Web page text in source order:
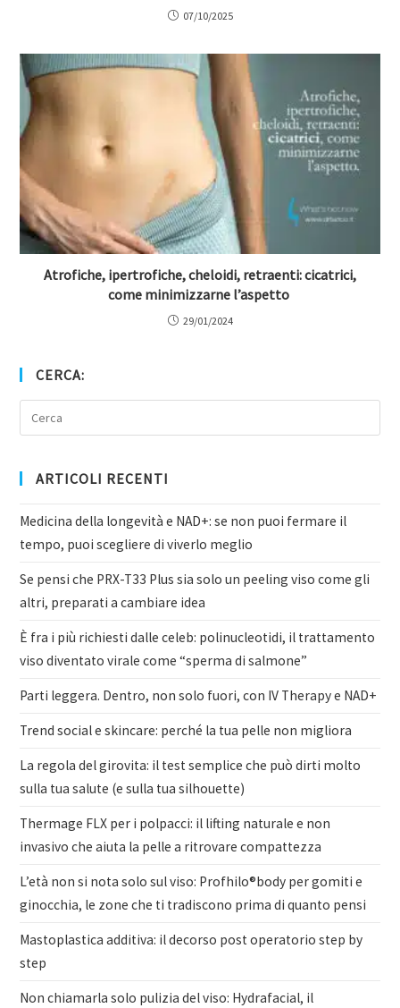
07/10/2025
Atrofiche, ipertrofiche, cheloidi, retraenti: cicatrici,
come minimizzarne l’aspetto
29/01/2024
CERCA:
ARTICOLI RECENTI
Medicina della longevità e NAD+: se non puoi fermare il
tempo, puoi scegliere di viverlo meglio
Se pensi che PRX-T33 Plus sia solo un peeling viso come gli
altri, preparati a cambiare idea
È fra i più richiesti dalle celeb: polinucleotidi, il trattamento
viso diventato virale come “sperma di salmone”
Parti leggera. Dentro, non solo fuori, con IV Therapy e NAD+
Trend social e skincare: perché la tua pelle non migliora
La regola del girovita: il test semplice che può dirti molto
sulla tua salute (e sulla tua silhouette)
Thermage FLX per i polpacci: il lifting naturale e non
invasivo che aiuta la pelle a ritrovare compattezza
L’età non si nota solo sul viso: Profhilo®body per gomiti e
ginocchia, le zone che ti tradiscono prima di quanto pensi
Mastoplastica additiva: il decorso post operatorio step by
step
Non chiamarla solo pulizia del viso: Hydrafacial, il